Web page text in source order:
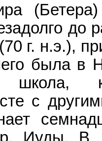
до
г. н.э.),
была в
школа,
с
р. Иуды. В